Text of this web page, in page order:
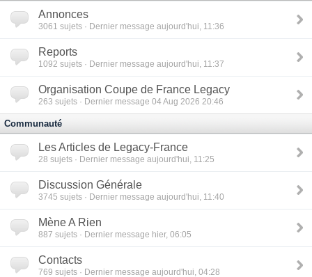
Annonces
3061 sujets · Dernier message aujourd'hui, 11:36
Reports
1092 sujets · Dernier message aujourd'hui, 11:37
Organisation Coupe de France Legacy
263 sujets · Dernier message 04 Aug 2026 20:46
Communauté
Les Articles de Legacy-France
28 sujets · Dernier message aujourd'hui, 11:25
Discussion Générale
3745 sujets · Dernier message aujourd'hui, 11:40
Mène A Rien
887 sujets · Dernier message hier, 06:05
Contacts
769 sujets · Dernier message aujourd'hui, 04:28